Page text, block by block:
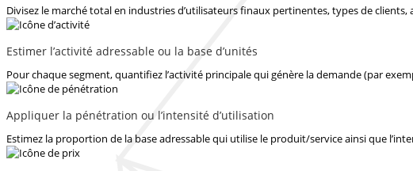
Divisez le marché total en industries d’utilisateurs finaux pertinentes, types de
Estimer l’activité adressable ou la base d’unités
Pour chaque segment, quantifiez l’activité principale qui génère la demande (par
Appliquer la pénétration ou l’intensité d’utilisation
Estimez la proportion de la base adressable qui utilise le produit/service ainsi que